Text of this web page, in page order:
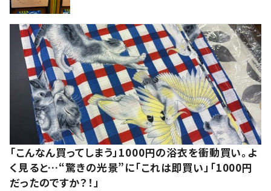
「こんなん買ってしまう」1000円の浴衣を衝動買い。よ
く見ると…“驚きの光景”に「これは即買い」「1000円
だったのですか？！」